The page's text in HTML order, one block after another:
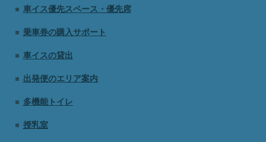
車イス優先スペース・優先席
乗車券の購入サポート
車イスの貸出
出発便のエリア案内
多機能トイレ
授乳室